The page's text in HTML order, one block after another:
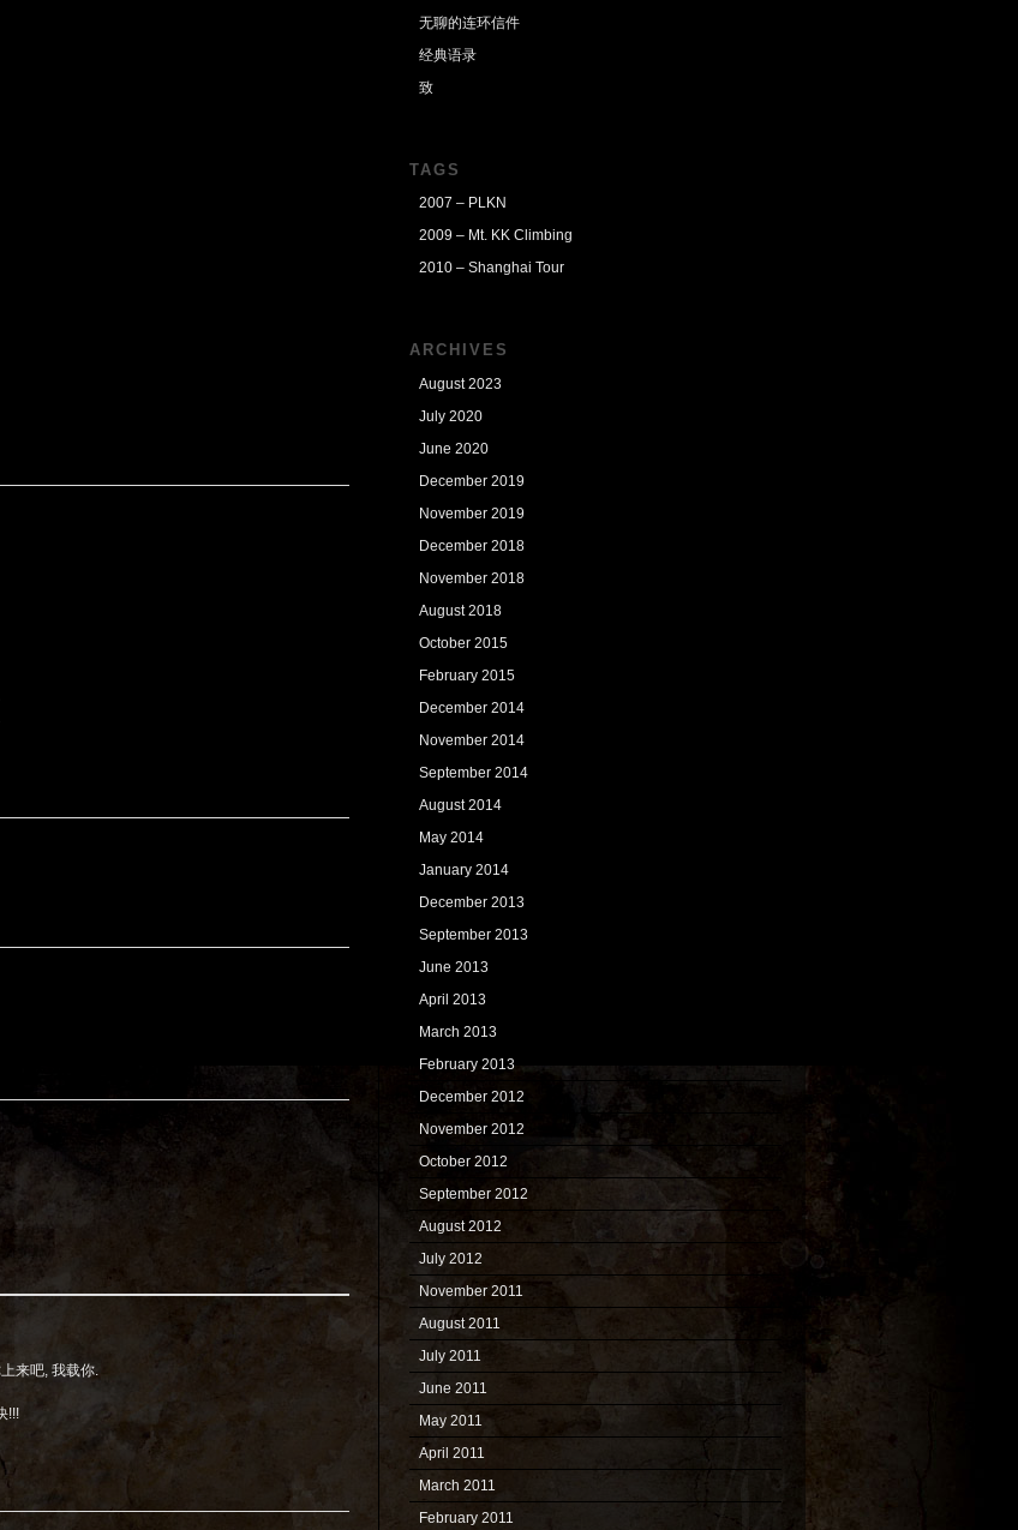
来吧, 我载你.
!!!
无聊的连环信件
经典语录
致
TAGS
2007 – PLKN
2009 – Mt. KK Climbing
2010 – Shanghai Tour
ARCHIVES
August 2023
July 2020
June 2020
December 2019
November 2019
December 2018
November 2018
August 2018
October 2015
February 2015
December 2014
November 2014
September 2014
August 2014
May 2014
January 2014
December 2013
September 2013
June 2013
April 2013
March 2013
February 2013
December 2012
November 2012
October 2012
September 2012
August 2012
July 2012
November 2011
August 2011
July 2011
June 2011
May 2011
April 2011
March 2011
February 2011